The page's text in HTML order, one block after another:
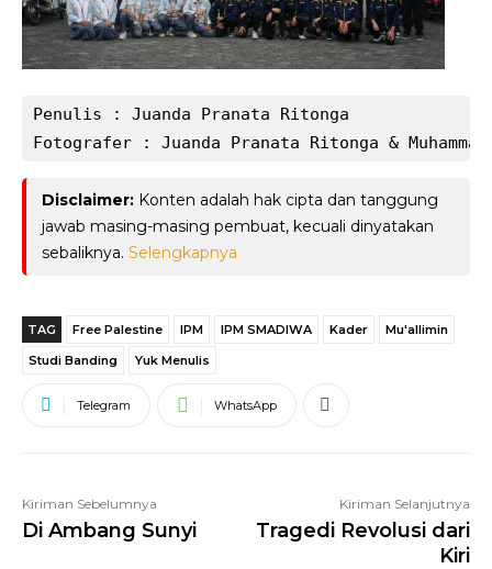
Penulis : Juanda Pranata Ritonga
Fotografer : Juanda Pranata Ritonga &
Disclaimer: Konten adalah hak cipta dan tanggung
jawab masing-masing pembuat, kecuali dinyatakan
sebaliknya. Selengkapnya
TAG Free Palestine IPM IPM SMADIWA Kader
Mu'allimin
Studi Banding
Yuk Menulis
Telegram WhatsApp
Kiriman Sebelumnya
Di Ambang Sunyi
Kiriman Selanjutnya
Tragedi Revolusi dari
Kiri